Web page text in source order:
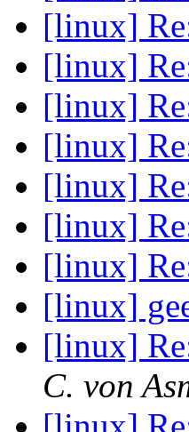
[linux]
[linux]
[linux]
[linux]
[linux]
[linux]
[linux]
[linux]
[linux]
C. von